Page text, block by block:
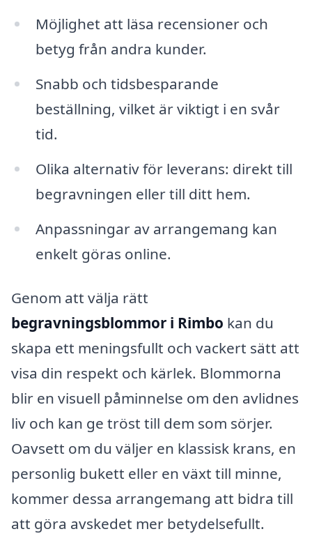
Möjlighet att läsa recensioner och
betyg från andra kunder.
Snabb och tidsbesparande
beställning, vilket är viktigt i en svår
tid.
Olika alternativ för leverans: direkt till
begravningen eller till ditt hem.
Anpassningar av arrangemang kan
enkelt göras online.
Genom att välja rätt
begravningsblommor i Rimbo kan du
skapa ett meningsfullt och vackert sätt att
visa din respekt och kärlek. Blommorna
blir en visuell påminnelse om den avlidnes
liv och kan ge tröst till dem som sörjer.
Oavsett om du väljer en klassisk krans, en
personlig bukett eller en växt till minne,
kommer dessa arrangemang att bidra till
att göra avskedet mer betydelsefullt.